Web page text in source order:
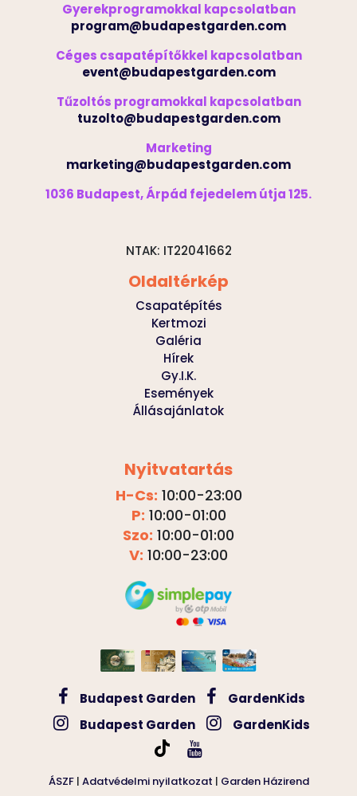
Gyerekprogramokkal kapcsolatban
program@budapestgarden.com
Céges csapatépítőkkel kapcsolatban
event@budapestgarden.com
Tűzoltós programokkal kapcsolatban
tuzolto@budapestgarden.com
Marketing
marketing@budapestgarden.com
1036 Budapest, Árpád fejedelem útja 125.
NTAK: IT22041662
Oldaltérkép
Csapatépítés
Kertmozi
Galéria
Hírek
Gy.I.K.
Események
Állásajánlatok
Nyitvatartás
H-Cs: 10:00-23:00
P: 10:00-01:00
Szo: 10:00-01:00
V: 10:00-23:00
Budapest Garden
GardenKids
Budapest Garden
GardenKids
ÁSZF| Adatvédelmi nyilatkozat | Garden Házirend